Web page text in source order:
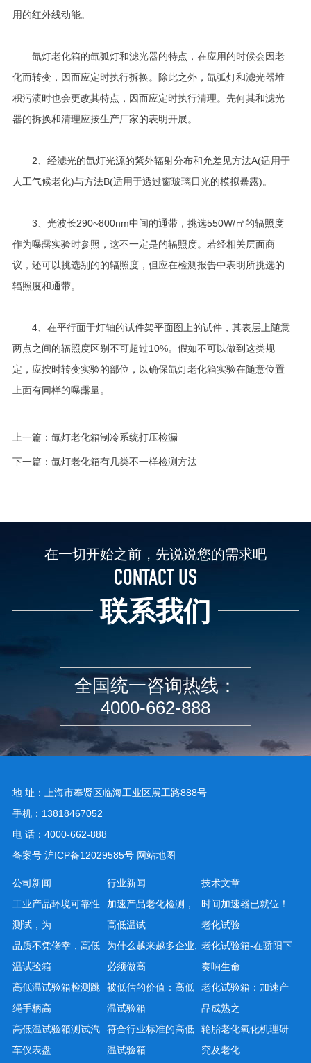
用的红外线动能。
氙灯老化箱的氙弧灯和滤光器的特点，在应用的时候会因老
化而转变，因而应定时执行拆换。除此之外，氙弧灯和滤光器堆
积污渍时也会更改其特点，因而应定时执行清理。先何其和滤光
器的拆换和清理应按生产厂家的表明开展。
2、经滤光的氙灯光源的紫外辐射分布和允差见方法A(适用于
人工气候老化)与方法B(适用于透过窗玻璃日光的模拟暴露)。
3、光波长290~800nm中间的通带，挑选550W/㎡的辐照度
作为曝露实验时参照，这不一定是的辐照度。若经相关层面商
议，还可以挑选别的的辐照度，但应在检测报告中表明所挑选的
辐照度和通带。
4、在平行面于灯轴的试件架平面图上的试件，其表层上随意
两点之间的辐照度区别不可超过10%。假如不可以做到这类规
定，应按时转变实验的部位，以确保氙灯老化箱实验在随意位置
上面有同样的曝露量。
上一篇： 氙灯老化箱制冷系统打压检漏
下一篇： 氙灯老化箱有几类不一样检测方法
在一切开始之前，先说说您的需求吧
CONTACT US
联系我们
全国统一咨询热线：
4000-662-888
地 址：上海市奉贤区临海工业区展工路888号
手机：13818467052
电 话：4000-662-888
备案号 沪ICP备12029585号 网站地图
公司新闻
工业产品环境可靠性
测试，为
品质不凭侥幸，高低
温试验箱
高低温试验箱检测跳
绳手柄高
高低温试验箱测试汽
车仪表盘
行业新闻
加速产品老化检测，
高低温试
为什么越来越多企业,
必须做高
被低估的价值：高低
温试验箱
符合行业标准的高低
温试验箱
技术文章
时间加速器已就位！
老化试验
老化试验箱-在骄阳下
奏响生命
老化试验箱：加速产
品成熟之
轮胎老化氧化机理研
究及老化